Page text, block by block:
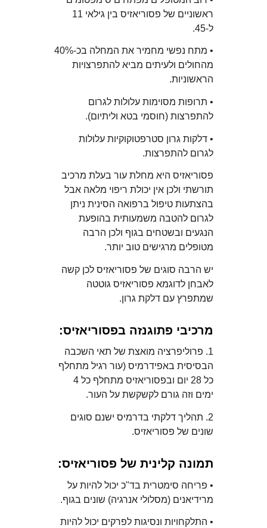
ראשוניים של פסוריאזיס בין גילאי 11
ל-45.
• מתח נפשי מחמיר את המחלה בכ-40%
מהחולים ולעיתים מביא להתפרצויות
הראשוניות.
• תרופות מסוימות עלולות לגרום
להתפרצות (חוסמי בטא וליתיום).
• דלקות גרון סטרפטוקוקיות עלולות
לגרום להתפרצות.
פסוריאזיס היא מחלת עור בעלת מרכיב
תורשתי ולכן אין יכולת ריפוי מלאה אבל
בהצתעות טיפול ברפואה הסינית ניתן
לגרום להטבה משמעותית בהופעת
הנגעים ובשטחים בגוף ולכן הרבה
מטופלים מרגישים טוב יותר.
יש הרבה סוגים של פסוריאזיס לכן קשה
לאבחן לדוגמא פסוריאזיס גוטטה
שמתפרץ עם דלקת גרון.
מרכיבי פתוגנזה בפסוריאזיס:
1. פרוליפרציה מואצת של תאי השכבה
הבסיסית באפידרמיס (עור רגיל מתחלף
כל 28 יום ובפסוריאזיס מתחלף כל 4
ימים וזה גורם לקשקשת על העור.
2. תהליך דלקתי בדרמיס ישנם סוגים
שונים של פסוריאזיס.
תמונה קלינית של פסוריאזיס:
• פריחה סימטרית בד"כ יכול להיות על
מרידיאנים (מסלולי אנרגיה) שונים בגוף.
• התלקחויות ונסיגות לפרקים יכול להיות